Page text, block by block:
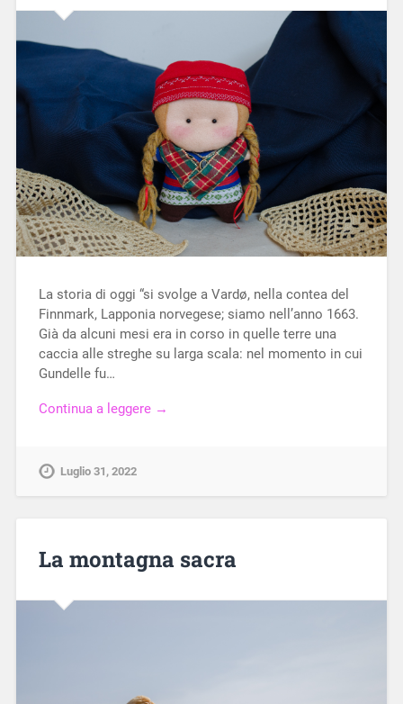
La storia di oggi “si svolge a Vardø, nella contea del
Finnmark, Lapponia norvegese; siamo nell’anno 1663.
Già da alcuni mesi era in corso in quelle terre una
caccia alle streghe su larga scala: nel momento in cui
Gundelle fu…
Continua a leggere →
Luglio 31, 2022
La montagna sacra